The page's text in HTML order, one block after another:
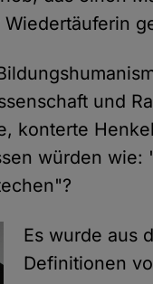
und
konterte
würden wie:
Es wurde aus
Definitionen